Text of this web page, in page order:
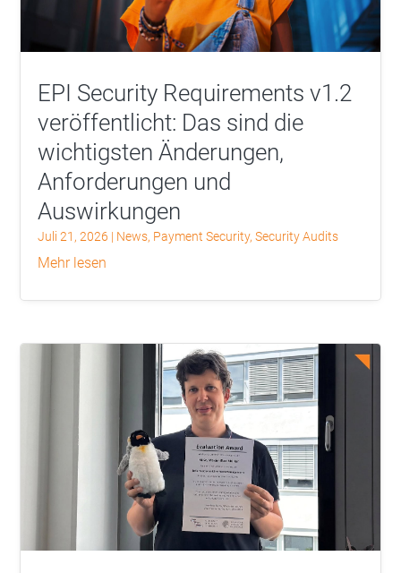
EPI Security Requirements v1.2
veröffentlicht: Das sind die
wichtigsten Änderungen,
Anforderungen und
Auswirkungen
Juli 21, 2026 | News, Payment Security,Security Audits
mehr lesen